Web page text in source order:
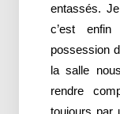
entassés.
c’est
possession
la salle
rendre
toujours par